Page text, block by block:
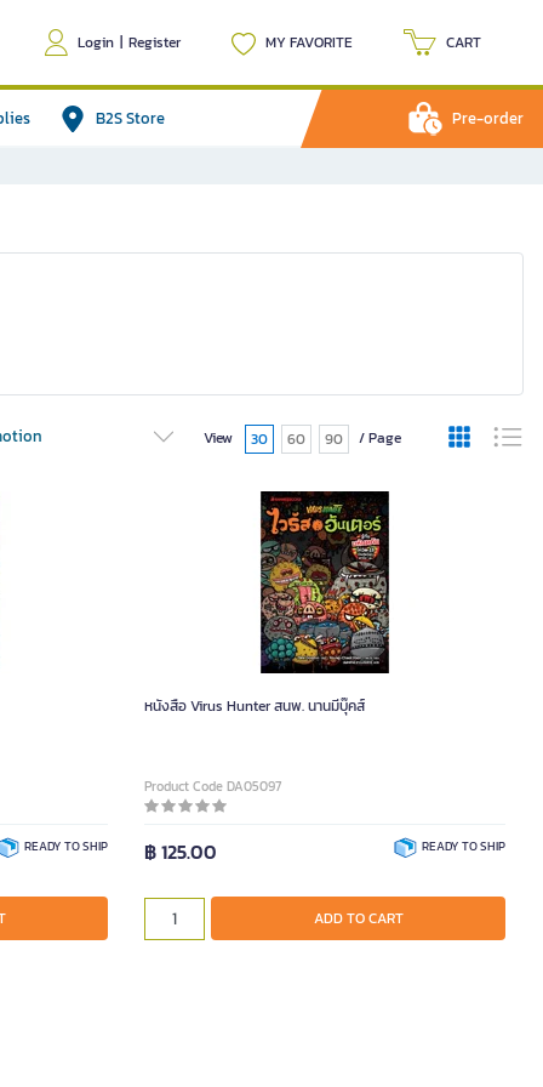
Login | Register MY FAVORITE CART
B2S Store Pre-order
View 30 60 90 / Page
READY TO SHIP
หนังสือ Virus Hunter สนพ. นานมีบุ๊คส์
Product Code DA05097
฿ 125.00 READY TO SHIP
ADD TO CART